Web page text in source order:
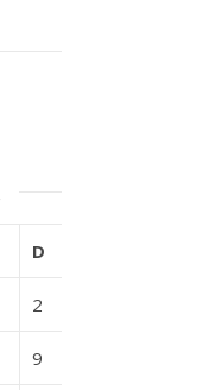
D
2
9